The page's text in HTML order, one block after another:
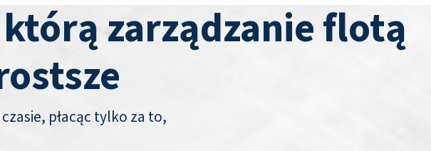
zarządzanie flotą
płacąc tylko za to,